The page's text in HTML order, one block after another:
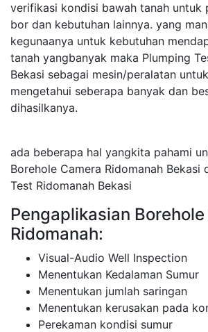
verifikasi kondisi bawah tanah untuk
bor dan kebutuhan lainnya. yang
kegunaanya untuk kebutuhan
tanah yangbanyak maka Plumping
Bekasi sebagai mesin/peralatan
mengetahui seberapa banyak dan
dihasilkanya.
ada beberapa hal yangkita pahami
Borehole Camera Ridomanah Bekasi
Test Ridomanah Bekasi
Pengaplikasian
Ridomanah:
Visual-Audio Well Inspection
Menentukan Kedalaman Sumur
Menentukan jumlah saringan
Menentukan kerusakan pada
Perekaman kondisi sumur